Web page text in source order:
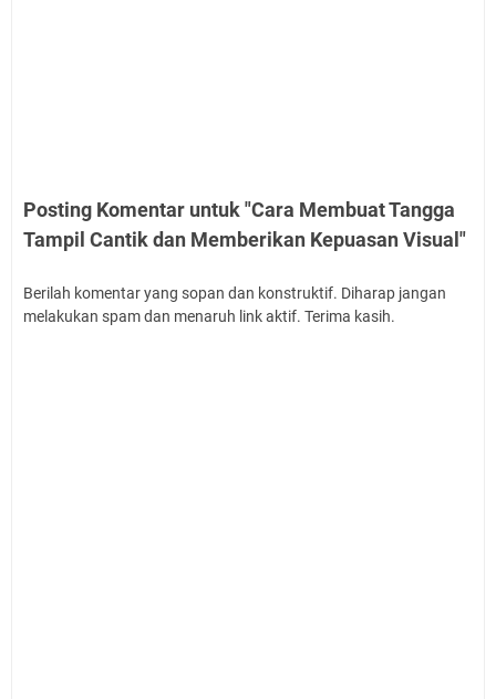
Posting Komentar untuk "Cara Membuat Tangga
Tampil Cantik dan Memberikan Kepuasan Visual"
Berilah komentar yang sopan dan konstruktif. Diharap jangan
melakukan spam dan menaruh link aktif. Terima kasih.